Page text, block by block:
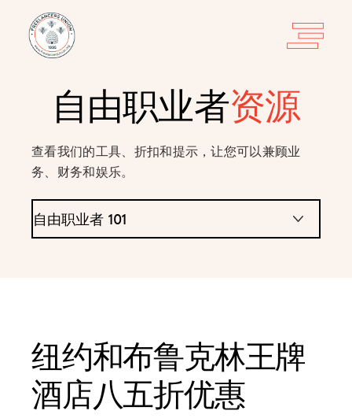
自由职业者资源
查看我们的工具、折扣和提示，让您可以兼顾业
务、财务和娱乐。
纽约和布鲁克林王牌
酒店八五折优惠